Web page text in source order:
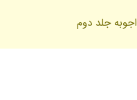
جلد دوم